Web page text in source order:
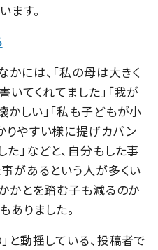
ます。
には、「私の母は大きく
いてくれてました」「我が
しい」「私も子どもが小
やすい様に提げカバン
」などと、自分もした事
があるという人が多くい
かとを踏む子も減るのか
ありました。
と動揺している、投稿者で